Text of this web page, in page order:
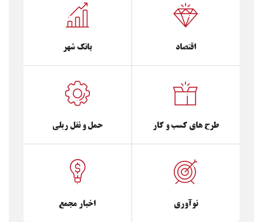
اقتصاد بانک شهر
طرح های کسب و کار حمل و نقل ریلی
نوآوری اخبار مجمع